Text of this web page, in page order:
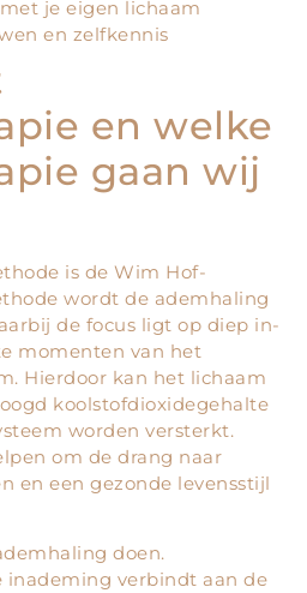
je eigen lichaam
en zelfkennis
en welke
gaan wij
is de Wim Hof-
wordt de ademhaling
de focus ligt op diep in-
momenten van het
Hierdoor kan het lichaam
koolstofdioxidegehalte
worden versterkt.
om de drang naar
en een gezonde levensstijl
doen.
verbindt aan de